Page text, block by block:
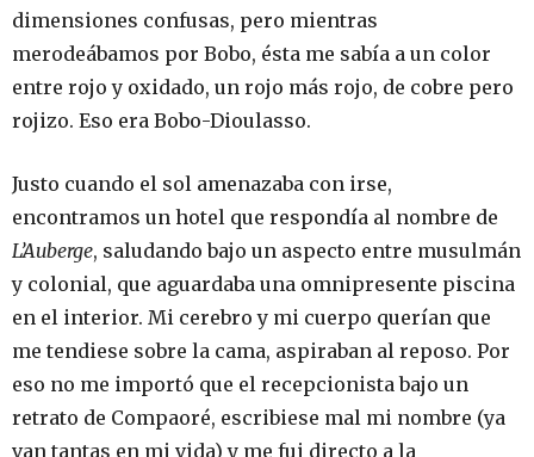
dimensiones confusas, pero mientras
merodeábamos por Bobo, ésta me sabía a un color
entre rojo y oxidado, un rojo más rojo, de cobre pero
rojizo. Eso era Bobo-Dioulasso.
Justo cuando el sol amenazaba con irse,
encontramos un hotel que respondía al nombre de
L’Auberge, saludando bajo un aspecto entre musulmán
y colonial, que aguardaba una omnipresente piscina
en el interior. Mi cerebro y mi cuerpo querían que
me tendiese sobre la cama, aspiraban al reposo. Por
eso no me importó que el recepcionista bajo un
retrato de Compaoré, escribiese mal mi nombre (ya
van tantas en mi vida) y me fui directo a la